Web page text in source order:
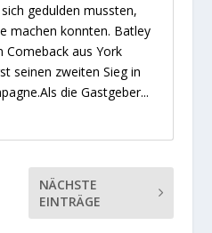
gedulden mussten,
machen konnten. Batley
aus York
seinen zweiten Sieg in
die Gastgeber...
NÄCHSTE
EINTRÄGE